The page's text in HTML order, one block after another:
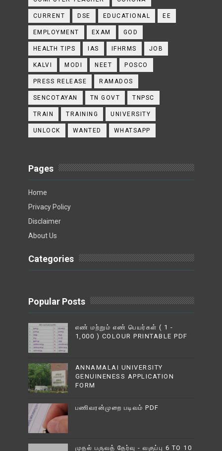
CURRENT DSE EDUCATIONAL EE
EMPLOYMENT EXAM GOD
HEALTH TIPS IAS IFHRMS JOB
KALVI MODI NEET POSCO
PRESS RELEASE RAMADOS
SENCOTAYAN TN GOVT TNPSC
TRAIN TRAINING UNIVERSITY
UNLOCK WANTED WHATSAPP
Pages
Home
Privacy Policy
Disclaimer
About Us
Categories
Popular Posts
எண் மற்றும் எண் பெயர்கள் ( 1 -
1,000 ) COLOUR PRINTABLE PDF
ANNAMALAI UNIVERSITY
GENUINENESS APPLICATION
FORM
பணிவரன்முறை படிவம் PDF
முதல் பருவத் தேர்வு - வகுப்பு 6 TO 10